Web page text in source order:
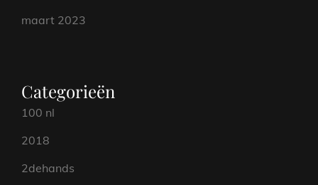
maart 2023
Categorieën
100 nl
2018
2dehands